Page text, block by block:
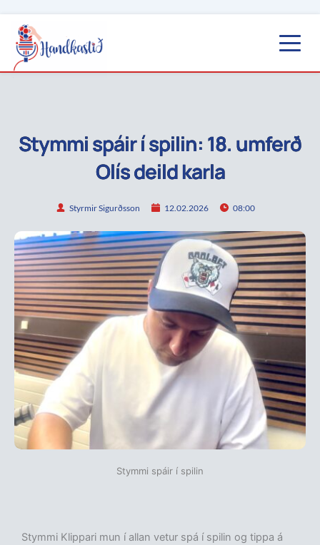
Stymmi spáir í spilin: 18. umferð
Olís deild karla
Styrmir Sigurðsson 12.02.2026 08:00
Stymmi spáir í spilin
Stymmi Klippari mun í allan vetur spá í spilin og tippa á